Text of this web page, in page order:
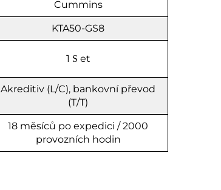
Cummins
KTA50-GS8
1 S et
Akreditiv (L/C), bankovní převod
(T/T)
18 měsíců po expedici / 2000
provozních hodin